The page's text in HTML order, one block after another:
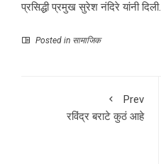
प्रसिद्धी प्रमुख सुरेश नंदिरे यांनी दिली.
Posted in सामाजिक
Prev
रविंद्र बराटे कुठं आहे